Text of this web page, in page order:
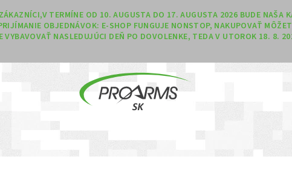
TERMÍNE OD 10. AUGUSTA DO 17. AUGUSTA 2026 BUDE NAŠA
OBJEDNÁVOK: E-SHOP FUNGUJE NONSTOP, NAKUPOVAŤ
VYBAVOVAŤ NASLEDUJÚCI DEŇ PO DOVOLENKE, TEDA V UTOROK 18. 8.